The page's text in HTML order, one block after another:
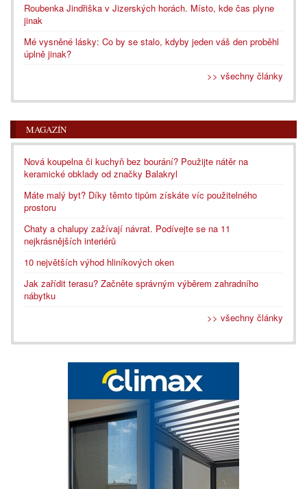
Roubenka Jindřiška v Jizerských horách. Místo, kde čas plyne
jinak
Mé vysněné lásky: Co by se stalo, kdyby jeden váš den proběhl
úplně jinak?
>> všechny články
MAGAZÍN
Nová koupelna či kuchyň bez bourání? Použijte nátěr na
keramické obklady od značky Balakryl
Máte malý byt? Díky těmto tipům získáte víc použitelného
prostoru
Chaty a chalupy zažívají návrat. Podívejte se na 11
nejkrásnějších interiérů
10 největších výhod hliníkových oken
Jak zařídit terasu? Začněte správným výběrem zahradního
nábytku
>> všechny články